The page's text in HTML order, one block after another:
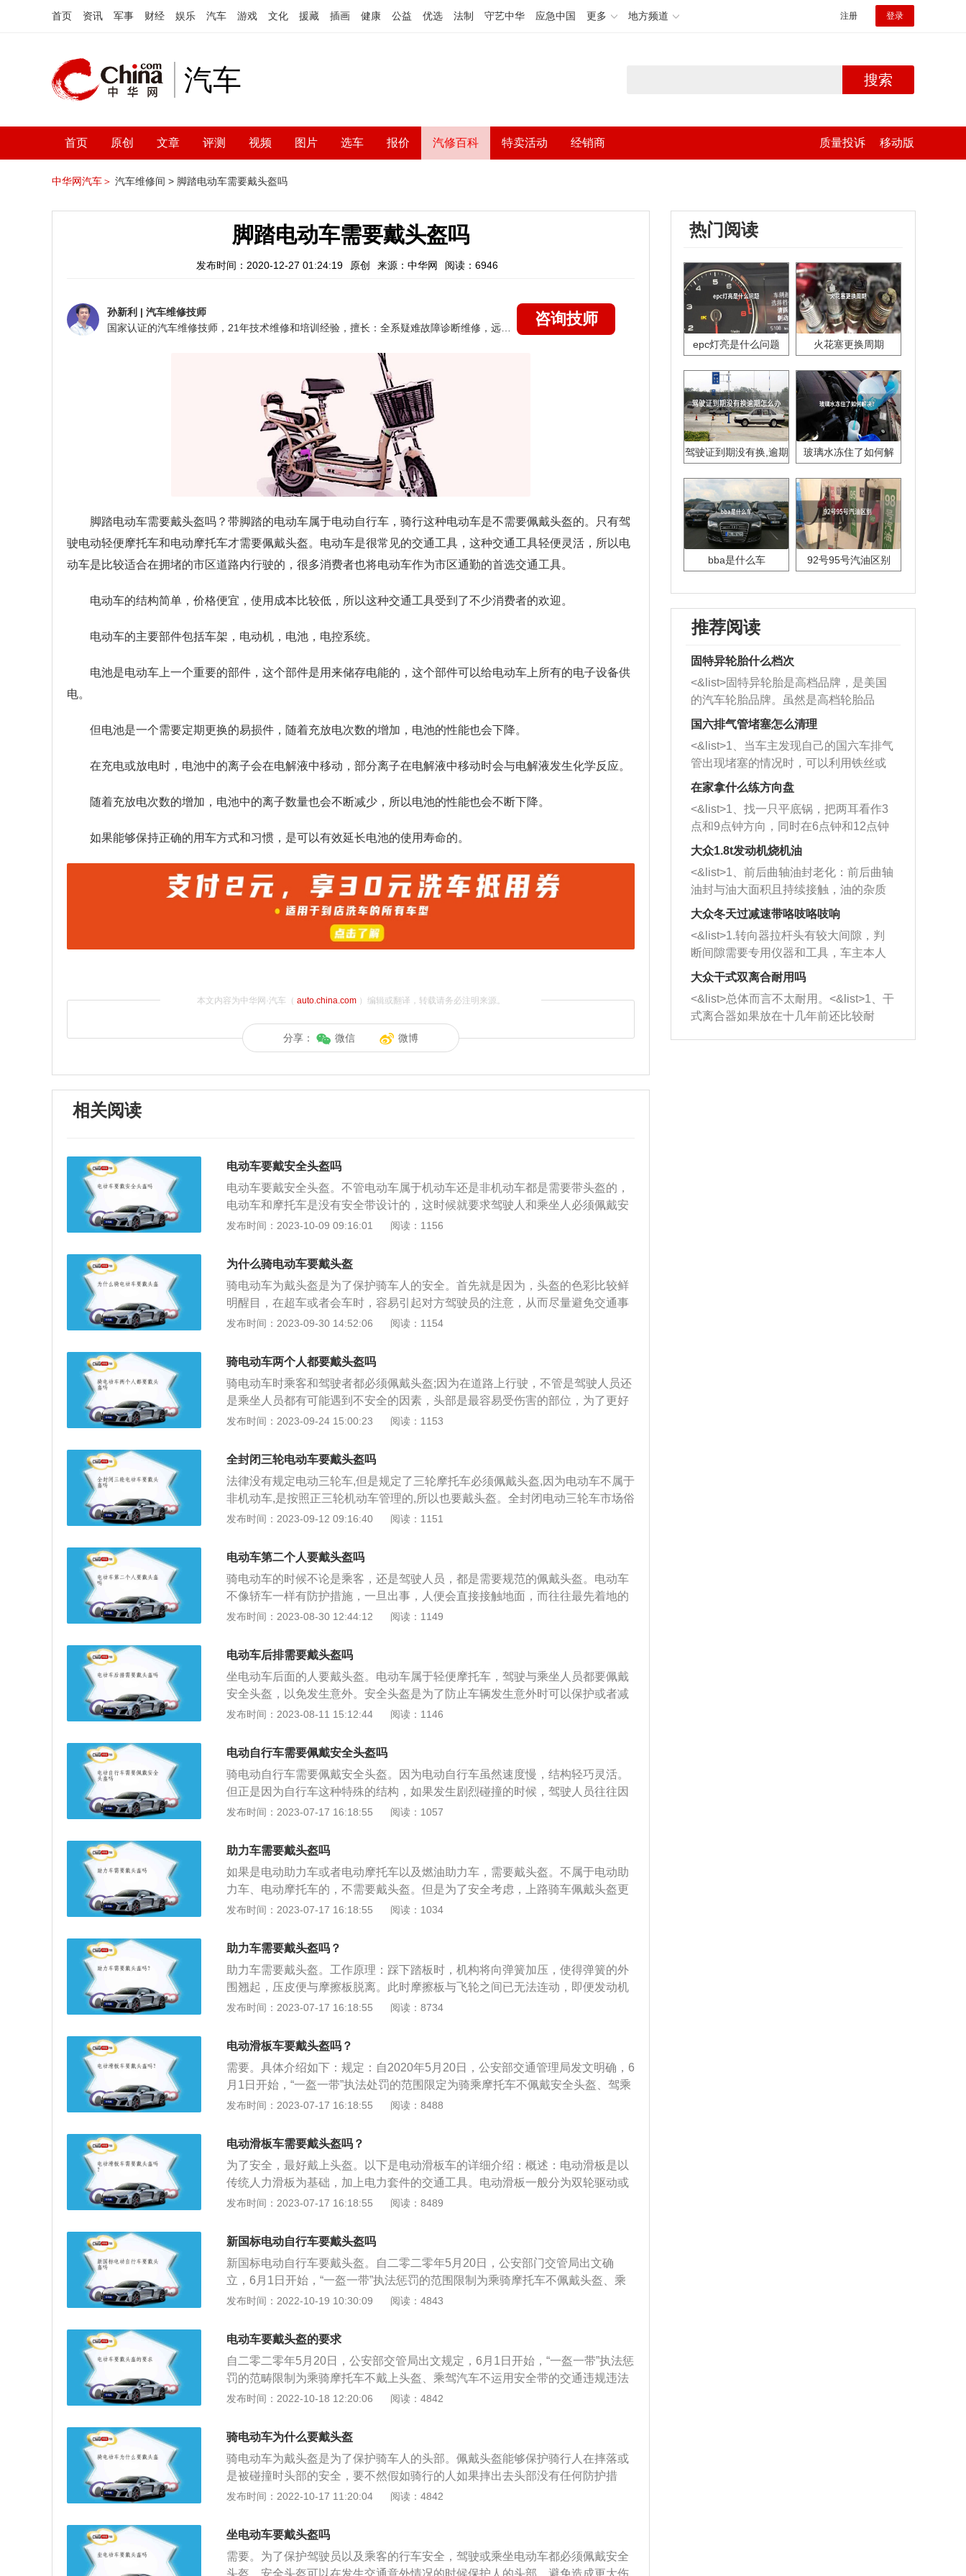
首页 资讯 军事 财经 娱乐 汽车 游戏 文化 援藏 插画 健康 公益 优选 法制 守艺中华 应急中国 更多 地方频道 注册 登录
汽车 搜索
首页 原创 文章 评测 视频 图片 选车 报价 汽修百科 特卖活动 经销商 质量投诉 移动版
中华网汽车＞ 汽车维修间 > 脚踏电动车需要戴头盔吗
脚踏电动车需要戴头盔吗
发布时间：2020-12-27 01:24:19 原创 来源：中华网 阅读：6946
孙新利 | 汽车维修技师
咨询技师
脚踏电动车需要戴头盔吗？ 带脚踏的电动车属于电动自行车，骑行这种电动车是不需要佩戴头盔的。只有驾
驶电动轻便摩托车和电动摩托车才需要佩戴头盔。电动车是很常见的交通工具，这种交通工具轻便灵活，所以电
动车是比较适合在拥堵的市区道路内行驶的，很多消费者也将电动车作为市区通勤的首选交通工具。
电动车的结构简单，价格便宜，使用成本比较低，所以这种交通工具受到了不少消费者的欢迎。
电动车的主要部件包括车架，电动机，电池，电控系统。
电池是电动车上一个重要的部件，这个部件是用来储存电能的，这个部件可以给电动车上所有的电子设备供
电。
但电池是一个需要定期更换的易损件，随着充放电次数的增加，电池的性能也会下降。
在充电或放电时，电池中的离子会在电解液中移动，部分离子在电解液中移动时会与电解液发生化学反应。
随着充放电次数的增加，电池中的离子数量也会不断减少，所以电池的性能也会不断下降。
如果能够保持正确的用车方式和习惯，是可以有效延长电池的使用寿命的。
本文内容为中华网·汽车（ auto.china.com）编辑或翻译，转载请务必注明来源。
分享： 微信 微博
相关阅读
电动车要戴安全头盔吗
电动车要戴安全头盔。不管电动车属于机动车还是非机动车都是需要带头盔的，
电动车和摩托车是没有安全带设计的，这时候就要求驾驶人和乘坐人必须佩戴安
全头盔，所以骑行电动车是必须佩戴安全头盔的，这能够更好地保障行车时驾驶
一条规定：机动车行驶时，驾驶人、乘坐人员应当按规定使用安全带，摩托车驾
驶人及乘坐人员应当按规定戴安全头盔。根据《中华人民共和国道路交通安全
法》第八十九条规定：行人、乘车人、非机动车驾驶人违反道路交通安全法律、
法规关于道路通行规定的，处警告或者五元以上五十元以下罚款；非机动车驾驶
人拒绝接受罚款处罚的，可以扣留其非机动车。
发布时间：2023-10-09 09:16:01 阅读：1156
为什么骑电动车要戴头盔
骑电动车为戴头盔是为了保护骑车人的安全。首先就是因为，头盔的色彩比较鲜
明醒目，在超车或者会车时，容易引起对方驾驶员的注意，从而尽量避免交通事
故的发生。其次，在发生交通事故时，骑车由于受到惯性影响，一般都是头部首
护头部，分散并吸收来自外部的冲击力。同时因为头盔的变形和裂纹以及内部的
护垫，还可以起到一定的缓冲作用，也能降低撞击带来的损害。相关规定：《电
动自行车安全技术规范》6.7：b）提示骑行者遵守交通法规，注意行车安全。
如：1)严禁16周岁以下人员驾驶电动自行车上道路行驶；2)电动自行车应当在非
机动车道内行驶，最高时速不得超过15km/h；在没有非机动车道的道路上，应当
发生伤害；4)电动自行车应当按法律法规规定搭载人员或物品；5)建议骑行时佩
戴头盔；6)雨、雪天骑行，制动距离会延长；暴雨等恶劣天气，尽量避免出行。
发布时间：2023-09-30 14:52:06 阅读：1154
骑电动车两个人都要戴头盔吗
骑电动车时乘客和驾驶者都必须佩戴头盔;因为在道路上行驶，不管是驾驶人员还
是乘坐人员都有可能遇到不安全的因素，头部是最容易受伤害的部位，为了更好
的保障驾驶人员和乘坐人员的生命安全，所以必须每人戴一顶头盔。根据相关的
《中华人民共和国道路交通安全法》第五十一条机动车行驶时，驾驶人、乘坐人
员应当按规定使用安全带，摩托车驾驶人及乘坐人员应当按规定戴安全头盔。第
九十条机动车驾驶人违反道路交通安全法律、法规关于道路通行规定的，处警告
或者二十元以上二百元以下罚款。本法另有规定的，依照规定处罚。
发布时间：2023-09-24 15:00:23 阅读：1153
全封闭三轮电动车要戴头盔吗
法律没有规定电动三轮车,但是规定了三轮摩托车必须佩戴头盔,因为电动车不属于
非机动车,是按照正三轮机动车管理的,所以也要戴头盔。全封闭电动三轮车市场俗
称篷车、电动篷车。通常指以电力驱动的有车顶的封闭、半封闭电动三轮车的统
类。区别于棚车。市场上，篷车又名电动篷车、电动三轮篷车、三轮电轿、封闭
电动车。一般来说，篷车外壳可分为工程塑料或钢板一体冲压两种。全封闭电动
三轮车是一款比较大众化的车子，外观时尚，造型流畅，精巧工艺，价格实惠，
贴近百姓，实用超值。不管是老年代步、接送子女还是旅游观光也好，都是一款
动人心弦的车子。
发布时间：2023-09-12 09:16:40 阅读：1151
电动车第二个人要戴头盔吗
骑电动车的时候不论是乘客，还是驾驶人员，都是需要规范的佩戴头盔。电动车
不像轿车一样有防护措施，一旦出事，人便会直接接触地面，而往往最先着地的
便是头部。头部是人体上最为脆弱的部位，只要受到碰撞，很容易造成脑震荡。
据：《中华人民共和国道路交通安全法》第五十一条：机动车行驶时，驾驶人、
乘坐人员应当按规定使用安全带，摩托车驾驶人及乘坐人员应当按规定戴安全头
盔。
发布时间：2023-08-30 12:44:12 阅读：1149
电动车后排需要戴头盔吗
坐电动车后面的人要戴头盔。电动车属于轻便摩托车，驾驶与乘坐人员都要佩戴
安全头盔，以免发生意外。安全头盔是为了防止车辆发生意外时可以保护或者减
少驾乘人员头部伤害。《中华人民共和国道路交通安全法》第五十一条：机动车
当按规定戴安全头盔。《中华人民共和国道路交通安全法》第八十九条：行人、
乘车人、非机动车驾驶人违反道路交通安全法律、法规关于道路通行规定的，处
警告或者五元以上五十元以下罚款；非机动车驾驶人拒绝接受罚款处罚的，可以
扣留其非机动车。
发布时间：2023-08-11 15:12:44 阅读：1146
电动自行车需要佩戴安全头盔吗
骑电动自行车需要佩戴安全头盔。因为电动自行车虽然速度慢，结构轻巧灵活。
但正是因为自行车这种特殊的结构，如果发生剧烈碰撞的时候，驾驶人员往往因
为头部受了重创，而失去生命的不在少数。因此如果驾驶人员佩戴了安全头盔，
全法》机动车行驶时，驾驶人、乘坐人员应当按规定使用安全带，摩托车驾驶人
及乘坐人员应当按规定戴安全头盔。因为电动自行车和其他机动车辆是不一样
的，因为小轿车是有外壳的，并且是四个车轮的。因此小轿车内的驾驶员只需在
轿车内佩戴安全带，对于驾驶人员来说安全系数是很高。电动自行车的话，会使
驾驶人直接接触地面，当一个人。脱离电动车往往最先受伤的地方就是头和脖
型的碰撞和磕伤，轻则脑震荡，重则失去生命。所以安全头盔就相当于是头部的
保护罩。只要佩戴好安全头盔，在驾驶过程中如果出现事故，受伤的面积和损伤
性会降低。可以更好的保护驾驶人的生命。所以哪怕没有硬性规定的出台，也要
中没有佩戴安全头盔的驾驶员。
发布时间：2023-07-17 16:18:55 阅读：1057
助力车需要戴头盔吗
如果是电动助力车或者电动摩托车以及燃油助力车，需要戴头盔。不属于电动助
力车、电动摩托车的，不需要戴头盔。但是为了安全考虑，上路骑车佩戴头盔更
为安全。根据《电动自行车安全技术规范》第六章规定，电动自行车最高车速不
便摩托车车速可大于50km/h，电动自行车是一种常见的交通工具，轻便灵活，更
适合在拥堵的城市道路上行驶。助力车分两种：燃油助力车、电动自行车。但不
管是哪一种，其最高车速应不大于20KM/h、整车质量（重量）应不大于40kg，
超出其标准的即为机动车，其符合国家产品公告，即为摩托车；其不符合国家产
品公告，即为拼装机动车。
发布时间：2023-07-17 16:18:55 阅读：1034
助力车需要戴头盔吗？
助力车需要戴头盔。工作原理：踩下踏板时，机构将向弹簧加压，使得弹簧的外
围翘起，压皮便与摩擦板脱离。此时摩擦板与飞轮之间已无法连动，即便发动机
持续运转，动力并不会传递至变速箱及车轮，此时，驾驶者便可以进行换档以及
接触不到外壳，动力不能传递。曲轴转速高，因为离心力作用使摩擦片向外甩，
接触到外壳，动力就可以传递出去。
发布时间：2023-07-17 16:18:55 阅读：8734
电动滑板车要戴头盔吗？
需要。具体介绍如下：规定：自2020年5月20日，公安部交通管理局发文明确，6
月1日开始，“一盔一带”执法处罚的范围限定为骑乘摩托车不佩戴安全头盔、驾乘
汽车不使用安全带的交通违法行为。对骑乘电动自行车，目前法律尚未强制要求
要和增强电动自行车骑乘人员佩戴安全头盔的意识，提升电动自行车骑乘人员安
全防护水平，减轻交通事故后果，减少交通事故伤亡，督促电动车驾乘人员佩戴
安全头盔。从安全角度来说：骑乘人员戴头盔就像开车系安全带一样，都是为了
生命多一份安全保障措施。
发布时间：2023-07-17 16:18:55 阅读：8488
电动滑板车需要戴头盔吗？
为了安全，最好戴上头盔。以下是电动滑板车的详细介绍：概述：电动滑板是以
传统人力滑板为基础，加上电力套件的交通工具。电动滑板一般分为双轮驱动或
单轮驱动，最常见的传动方式分别为:轮毂电机(HUB)、以及皮带驱动，其主要电
被驾驶者学习，配备可拆装可折叠的车座，比传统电动自行车结构简单、车轮
小、轻巧简便，能节省大量社会资源。近年来，锂电池的电动滑板车快速发展，
催生了新的需求和态势。
发布时间：2023-07-17 16:18:55 阅读：8489
新国标电动自行车要戴头盔吗
新国标电动自行车要戴头盔。自二零二零年5月20日，公安部门交管局出文确
立，6月1日开始，“一盔一带”执法惩罚的范围限制为乘骑摩托车不佩戴头盔、乘
驾汽车不应用安全带的交通违纪行为。对乘骑电动自行车，现阶段法律暂未强制
行车车速可以达到二十五公里每小时，电动自行车安全事故出现时，对驾驶人员
素。
发布时间：2022-10-19 10:30:09 阅读：4843
电动车要戴头盔的要求
自二零二零年5月20日，公安部交管局出文规定，6月1日开始，“一盔一带”执法惩
罚的范畴限制为乘骑摩托车不戴上头盔、乘驾汽车不运用安全带的交通违规违法
行为。对乘骑电动自行车不戴上头盔的行为，再次进行宣传引导工作。充分创造
况明确实施依法查纠的时间，并重视人性化执法、客观执法、柔性执法，重视法
律效果、政治效果和社会效果一致。为有效的维护摩托车、电动自行车乘骑人群
和汽车乘驾人群人身安全，降低车祸事故身亡，公安部交管局在国内实施进行“一
盔一带”的行动。在行动中，各地公安交管部门努力宣传引导先行、行业示范引
领，普遍发动群众参与。民众戴上头盔、运用安全带的认识明显提高。
发布时间：2022-10-18 12:20:06 阅读：4842
骑电动车为什么要戴头盔
骑电动车为戴头盔是为了保护骑车人的头部。佩戴头盔能够保护骑行人在摔落或
是被碰撞时头部的安全，要不然假如骑行的人如果摔出去头部没有任何防护措
施，非常容易导致头部损伤。自二零二零年5月20日，公安部交管局出文确立，6
汽车不运用安全带的交通违规行为。对乘骑电动自行车，现阶段法律并未强制性
强电动自行车乘骑人员佩戴安全头盔的意识，提升电动自行车乘骑人员安全防护
发布时间：2022-10-17 11:20:04 阅读：4842
坐电动车要戴头盔吗
需要。为了保护驾驶员以及乘客的行车安全，驾驶或乘坐电动车都必须佩戴安全
头盔。安全头盔可以在发生交通意外情况的时候保护人的头部，避免造成更大伤
热门阅读
epc灯亮是什么问题 火花塞更换周期
驾驶证到期没有换,逾期
玻璃水冻住了如何解
bba是什么车 92号95号汽油区别
推荐阅读
固特异轮胎什么档次
<&list>固特异轮胎是高档品牌，是美国
的汽车轮胎品牌。虽然是高档轮胎品
牌，但是中高低端的轮胎都有生产，这
也是为了更好的开拓市场。
国六排气管堵塞怎么清理
<&list>1、当车主发现自己的国六车排气
管出现堵塞的情况时，可以利用铁丝或
者是细棍，直接将杂物给取出来，如果
堵塞情况比较严重，也可以采取应急措
施。 <&list>2、直接利用木棍将所有的
杂物推到排气管里面的位置处，然后将
三元催化器拆解开，就可以将堵塞的东
西取出来。但如果是因为积碳过多引起
的堵塞，就需要将三元催化器泡在草酸
洗剂对堵塞的情况得到解决，将清洗剂
放在燃油箱中，与燃油混合后，车辆启
动时，就可以和汽油一起进入到燃烧
室，最后形成废气排出，就可以让三元
催化器得到清洗，排气管堵塞的情况就
能够得到解决。
在家拿什么练方向盘
<&list>1、找一只平底锅，把两耳看作3
点和9点钟方向，同时在6点钟和12点钟
方向做一个标记。 <&list>2、双手握住
一圈半的练习，往右同样也要打相同的
圈数。 <&list>3、最后强调要反复练
习，这样就可以形成肌肉记忆，在真实
驾驶车辆时，不需要记忆也能打好方
向。
大众1.8t发动机烧机油
<&list>1、前后曲轴油封老化：前后曲轴
油封与油大面积且持续接触，油的杂质
和发动机内持续温度变化使其密封效果
逐渐减弱，导致渗油或漏油。<&list>2、
活塞间隙过大：积碳会使活塞环与缸体
的间隙扩大，导致机油流入燃烧室中，
造成烧机油。<&list>3、机油粘度。使用
机油粘度过小的话，同样会有烧机油现
象，机油粘度过小具有很好的流动性，
大众冬天过减速带咯吱咯吱响
<&list>1.转向器拉杆头有较大间隙，判
断间隙需要专用仪器和工具，车主本人
无法制作，需要将车辆送到修理厂或4s
店；<&list>2.车辆半轴套管防尘罩破
裂，破裂后会出现漏油现象，使半轴磨
损严重，磨损的半轴容易损坏，产生异
响；<&list>3.稳定器的转向胶套和球头
大众干式双离合耐用吗
<&list>总体而言不太耐用。<&list>1、干
式离合器如果放在十几年前还比较耐